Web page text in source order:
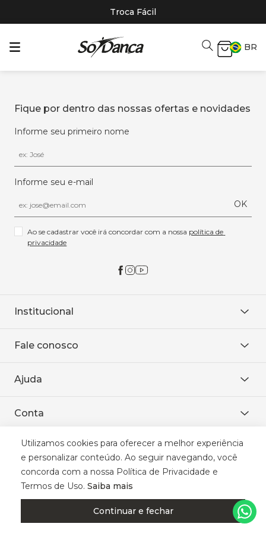
Troca Fácil
BR
Fique por dentro das nossas ofertas e novidades
Informe seu primeiro nome
Informe seu e-mail
OK
Ao se cadastrar você irá concordar com a nossa política de
privacidade
Institucional
Onde encontrar
Baixe o APP
Fale conosco
WhatsApp
Ajuda
Política de entrega
Trocas e devoluções
Conta
Meus pedidos
Cadastre-se
Formas de Pagamento
Selos de Segurança
Utilizamos cookies para oferecer a melhor experiência
e personalizar conteúdo. Ao seguir navegando, você
concorda com a nossa Política de Privacidade e
Termos de Uso. Saiba mais
Continuar e fechar